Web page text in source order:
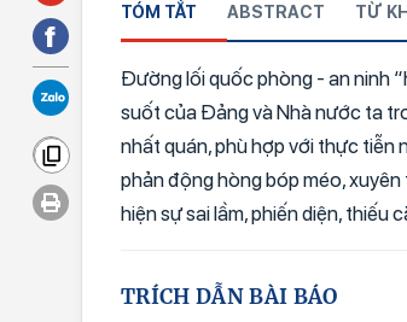
TÓM TẮT ABSTRACT TỪ
Đường lối quốc phòng - an ninh
suốt của Đảng và Nhà nước ta
nhất quán, phù hợp với thực tiễn
phản động hòng bóp méo,
hiện sự sai lầm, phiến diện, thiếu
TRÍCH DẪN BÀI BÁO